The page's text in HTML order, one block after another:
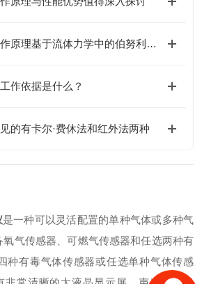
主扇风机全压计的工作原理基于流体力学中的伯努利方程
作依据是什么？
的有卡尔·费休法和红外法两种
是一种可以灵活配置的单种气体或多种气
气传感器、可燃气传感器和任选两种有
种有毒气体传感器或任选单种气体传感